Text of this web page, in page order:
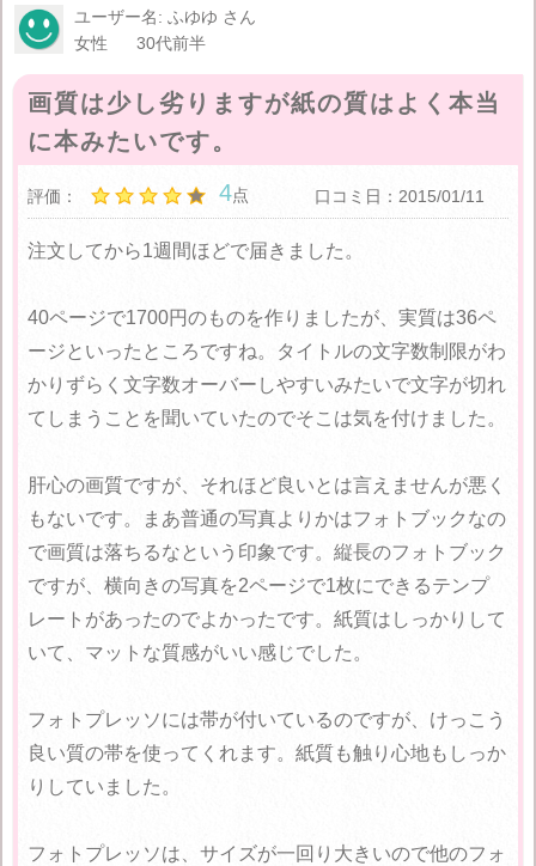
ユーザー名: ふゆゆ さん
女性
30代前半
画質は少し劣りますが紙の質はよく本当
に本みたいです。
評価： 4点 口コミ日：2015/01/11
注文してから1週間ほどで届きました。
40ページで1700円のものを作りましたが、実質は36ペ
ージといったところですね。タイトルの文字数制限がわ
かりずらく文字数オーバーしやすいみたいで文字が切れ
てしまうことを聞いていたのでそこは気を付けました。
肝心の画質ですが、それほど良いとは言えませんが悪く
もないです。まあ普通の写真よりかはフォトブックなの
で画質は落ちるなという印象です。縦長のフォトブック
ですが、横向きの写真を2ページで1枚にできるテンプ
レートがあったのでよかったです。紙質はしっかりして
いて、マットな質感がいい感じでした。
フォトプレッソには帯が付いているのですが、けっこう
良い質の帯を使ってくれます。紙質も触り心地もしっか
りしていました。
フォトプレッソは、サイズが一回り大きいので他のフォ